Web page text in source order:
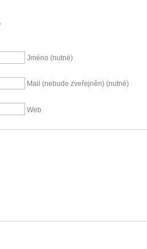
Jméno (nutné)
Mail (nebude zveřejněn) (nutné)
Web